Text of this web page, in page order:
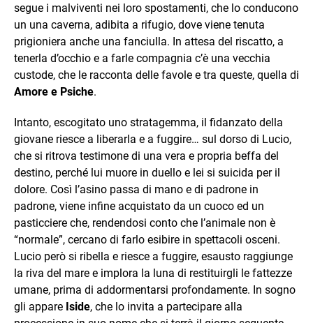
segue i malviventi nei loro spostamenti, che lo conducono
un una caverna, adibita a rifugio, dove viene tenuta
prigioniera anche una fanciulla. In attesa del riscatto, a
tenerla d’occhio e a farle compagnia c’è una vecchia
custode, che le racconta delle favole e tra queste, quella di
Amore e Psiche.
Intanto, escogitato uno stratagemma, il fidanzato della
giovane riesce a liberarla e a fuggire… sul dorso di Lucio,
che si ritrova testimone di una vera e propria beffa del
destino, perché lui muore in duello e lei si suicida per il
dolore. Così l’asino passa di mano e di padrone in
padrone, viene infine acquistato da un cuoco ed un
pasticciere che, rendendosi conto che l’animale non è
“normale”, cercano di farlo esibire in spettacoli osceni.
Lucio però si ribella e riesce a fuggire, esausto raggiunge
la riva del mare e implora la luna di restituirgli le fattezze
umane, prima di addormentarsi profondamente. In sogno
gli appare Iside, che lo invita a partecipare alla